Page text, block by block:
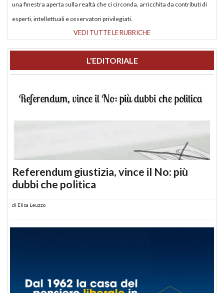
una finestra aperta sulla realtà che ci circonda, arricchita da contributi di
esperti, intellettuali e osservatori privilegiati.
VEDI TUTTE LE RUBRICHE
L'EDITORIALE
Referendum giustizia, vince il No: più
dubbi che politica
di Elisa Leuzzo